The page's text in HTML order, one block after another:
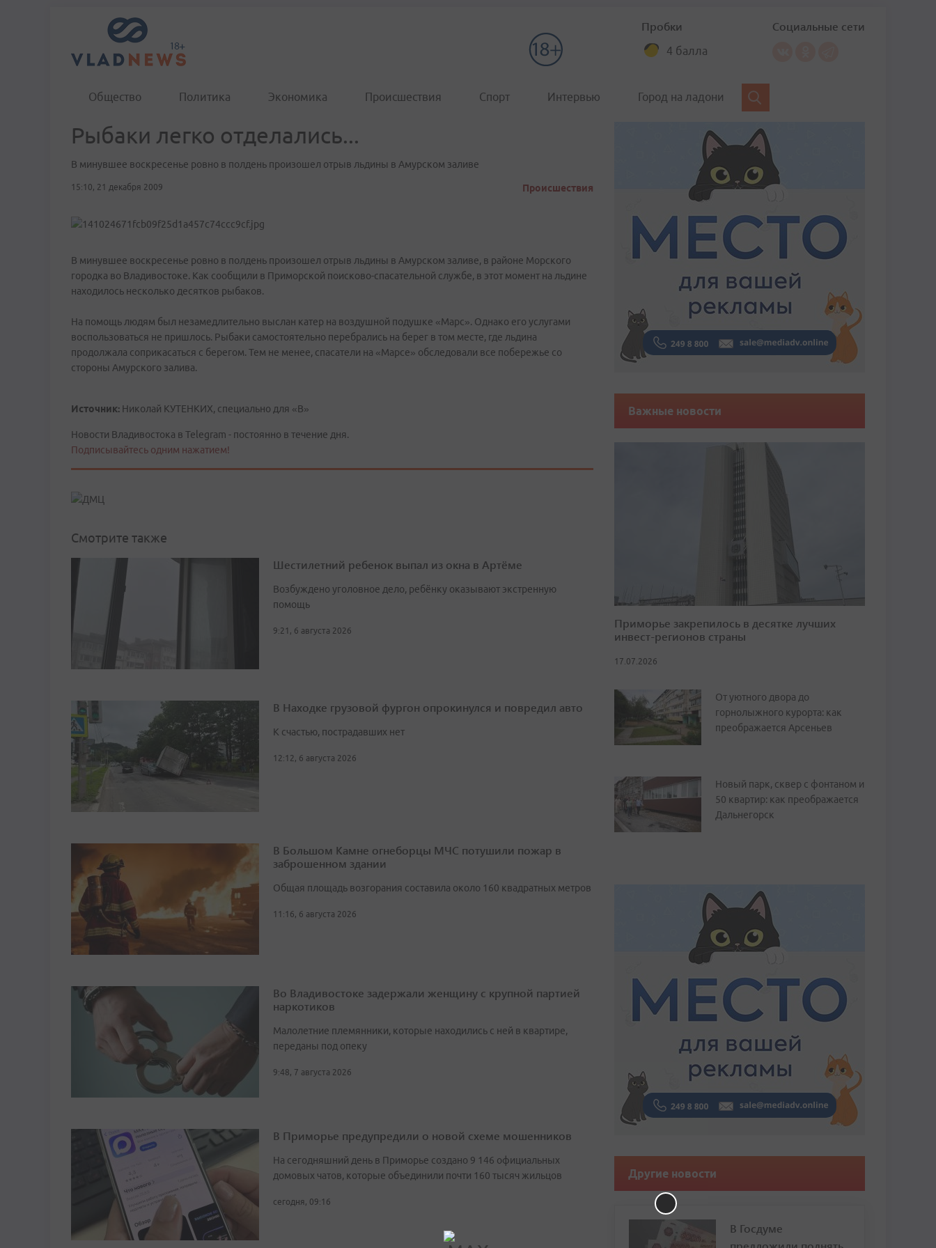
Пробки
4 балла
Социальные сети
Общество Политика Экономика Происшествия Спорт Интервью Город на ладони
Рыбаки легко отделались...
В минувшее воскресенье ровно в полдень произошел отрыв льдины в Амурском заливе
15:10, 21 декабря 2009 Происшествия
В минувшее воскресенье ровно в полдень произошел отрыв льдины в Амурском заливе, в районе Морского
городка во Владивостоке. Как сообщили в Приморской поисково-спасательной службе, в этот момент на льдине
находилось несколько десятков рыбаков.
На помощь людям был незамедлительно выслан катер на воздушной подушке «Марс». Однако его услугами
воспользоваться не пришлось. Рыбаки самостоятельно перебрались на берег в том месте, где льдина
продолжала соприкасаться с берегом. Тем не менее, спасатели на «Марсе» обследовали все побережье со
стороны Амурского залива.
Источник: Николай КУТЕНКИХ, специально для «В»
Новости Владивостока в Telegram - постоянно в течение дня.
Подписывайтесь одним нажатием!
Смотрите также
Шестилетний ребенок выпал из окна в Артёме
Возбуждено уголовное дело, ребёнку оказывают экстренную
помощь
9:21, 6 августа 2026
В Находке грузовой фургон опрокинулся и повредил авто
К счастью, пострадавших нет
12:12, 6 августа 2026
В Большом Камне огнеборцы МЧС потушили пожар в
заброшенном здании
Общая площадь возгорания составила около 160 квадратных метров
11:16, 6 августа 2026
Во Владивостоке задержали женщину с крупной партией
наркотиков
Малолетние племянники, которые находились с ней в квартире,
переданы под опеку
9:48, 7 августа 2026
В Приморье предупредили о новой схеме мошенников
На сегодняшний день в Приморье создано 9 146 официальных
домовых чатов, которые объединили почти 160 тысяч жильцов
сегодня, 09:16
Важные новости
Приморье закрепилось в десятке лучших
инвест-регионов страны
17.07.2026
От уютного двора до
горнолыжного курорта: как
преображается Арсеньев
Новый парк, сквер с фонтаном и
50 квартир: как преображается
Дальнегорск
Другие новости
В Госдуме